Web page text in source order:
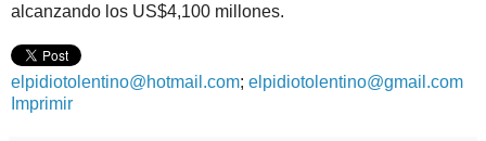
alcanzando los US$4,100 millones.
elpidiotolentino@hotmail.com; elpidiotolentino@gmail.com
Imprimir